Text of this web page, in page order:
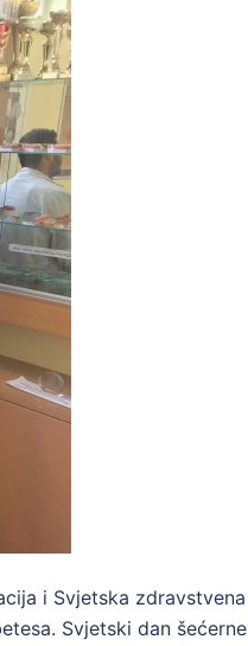
i Svjetska zdravstvena
Svjetski dan šećerne